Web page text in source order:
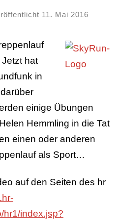
11. Mai 2016
hat
in
einige Übungen
Hemmling in die Tat
einen oder anderen
als Sport…
auf den Seiten des hr
hr1/index.jsp?